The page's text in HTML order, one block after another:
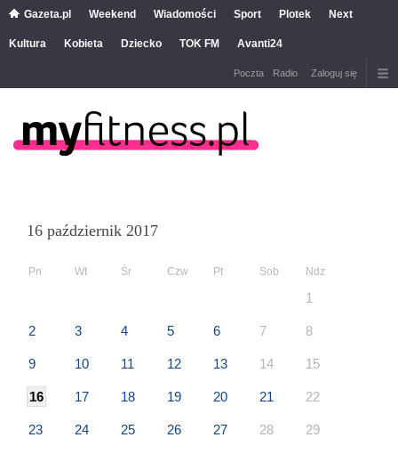
Gazeta.pl Weekend Wiadomości Sport Plotek Next
Kultura Kobieta Dziecko TOK FM Avanti24
Poczta Radio Zaloguj się
16 październik 2017
Pn Wt Śr Czw Pt Sob Ndz
1
2 3 4 5 6 7 8
9 10 11 12 13 14 15
16 17 18 19 20 21 22
23 24 25 26 27 28 29